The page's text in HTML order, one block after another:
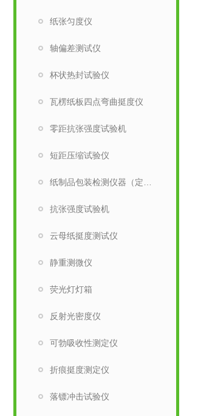
纸张匀度仪
轴偏差测试仪
杯状热封试验仪
瓦楞纸板四点弯曲挺度仪
零距抗张强度试验机
短距压缩试验仪
抗张强度试验机
云母纸挺度测试仪
静重测微仪
荧光灯灯箱
反射光密度仪
可勃吸收性测定仪
折痕挺度测定仪
落镖冲击试验仪